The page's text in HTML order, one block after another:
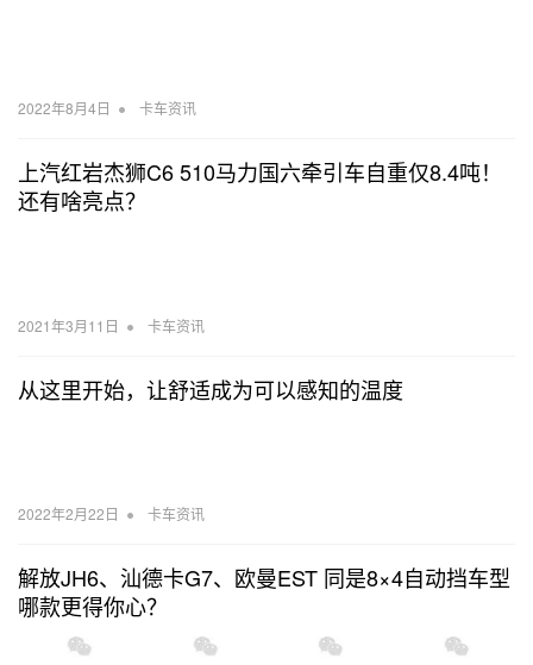
2022年8月4日 • 卡车资讯
上汽红岩杰狮C6 510马力国六牵引车自重仅8.4吨！
还有啥亮点？
2021年3月11日 • 卡车资讯
从这里开始，让舒适成为可以感知的温度
2022年2月22日 • 卡车资讯
解放JH6、汕德卡G7、欧曼EST 同是8×4自动挡车型
哪款更得你心？